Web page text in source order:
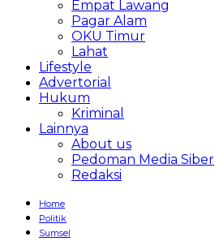
Empat Lawang
Pagar Alam
OKU Timur
Lahat
Lifestyle
Advertorial
Hukum
Kriminal
Lainnya
About us
Pedoman Media Siber
Redaksi
Home
Politik
Sumsel